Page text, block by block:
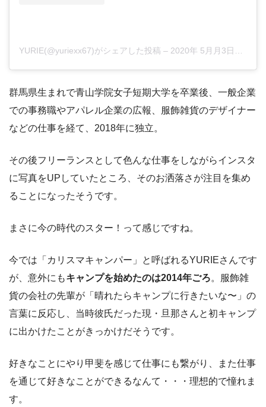
YURIE(@yuriexx67)がシェアした投稿 – 2020年 5月月3日午後11時36分PDT
群馬県生まれで青山学院女子短期大学を卒業後、一般企業
での事務職やアパレル企業の広報、服飾雑貨のデザイナー
などの仕事を経て、2018年に独立。
その後フリーランスとして色んな仕事をしながらインスタ
に写真をUPしていたところ、そのお洒落さが注目を集め
ることになったそうです。
まさに今の時代のスター！って感じですね。
今では「カリスマキャンパー」と呼ばれるYURIEさんです
が、意外にもキャンプを始めたのは2014年ごろ。服飾雑
貨の会社の先輩が「晴れたらキャンプに行きたいな〜」の
言葉に反応し、当時彼氏だった現・旦那さんと初キャンプ
に出かけたことがきっかけだそうです。
好きなことにやり甲斐を感じて仕事にも繋がり、また仕事
を通じて好きなことができるなんて・・・理想的で憧れま
す。